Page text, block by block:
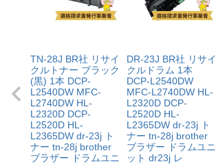
TN-28J BR社 リサイ
クルトナー ブラック
(黒) 1本 DCP-
L2540DW MFC-
L2740DW HL-
L2320D DCP-
L2520D HL-
L2365DW dr-23j ト
ナー tn-28j brother
ブラザー ドラムユニ
DR-23J BR社 リサイ
クルドラム 1本
DCP-L2540DW
MFC-L2740DW HL-
L2320D DCP-
L2520D HL-
L2365DW dr-23j ト
ナー tn-28j brother
ブラザー ドラムユニ
ット dr23j レ